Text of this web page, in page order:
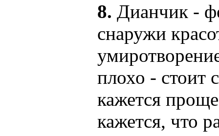
8. Дианчик -
снаружи
плохо - стоит
кажется
кажется, что